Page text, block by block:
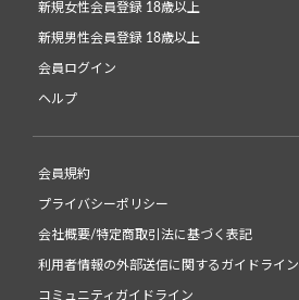
新規女性会員登録 18歳以上
新規男性会員登録 18歳以上
会員ログイン
ヘルプ
会員規約
プライバシーポリシー
会社概要/特定商取引法に基づく表記
利用者情報の外部送信に関するガイドライン
コミュニティガイドライン